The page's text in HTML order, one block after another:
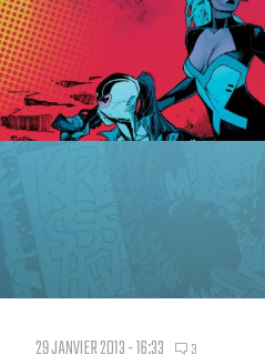
29 JANVIER 2013 - 16:33 3